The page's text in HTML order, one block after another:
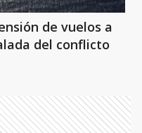
de vuelos a
del conflicto